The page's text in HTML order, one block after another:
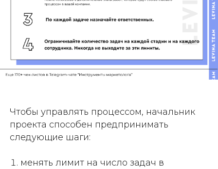
Чтобы управлять процессом, начальник
проекта способен предпринимать
следующие шаги:
менять лимит на число задач в